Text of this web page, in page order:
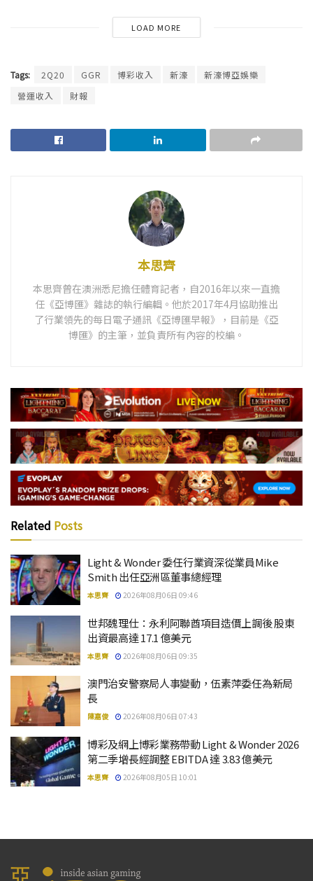
LOAD MORE
Tags: 2Q20 GGR 博彩收入 新濠
新濠博亞娛樂
營運收入
財報
本思齊
本思齊曾在澳洲悉尼擔任體育記者，自2016年以來一直擔
任《亞博匯》雜誌的執行編輯。他於2017年4月協助推出
了行業領先的每日電子通訊《亞博匯早報》，目前是《亞
博匯》的主筆，並負責所有內容的校編。
Related Posts
Light & Wonder 委任行業資深從業員Mike
Smith 出任亞洲區董事總經理
本思齊 2026年08月06日 09:46
世邦魏理仕：永利阿聯酋項目造價上調後 股東
出資最高達 17.1 億美元
本思齊 2026年08月06日 09:35
澳門治安警察局人事變動，伍素萍委任為新局
長
陳嘉俊 2026年08月06日 07:43
博彩及網上博彩業務帶動 Light & Wonder 2026
第二季增長經調整 EBITDA 達 3.83 億美元
本思齊 2026年08月05日 10:01